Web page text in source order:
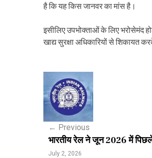
है कि यह किस जानवर का मांस है।
इसीलिए उपभोक्ताओं के लिए भरोसेमंद
खाद्य सुरक्षा अधिकारियों से
o
n
← Previous
भारतीय रेल ने जून 2026 में पिछले
July 2, 2026